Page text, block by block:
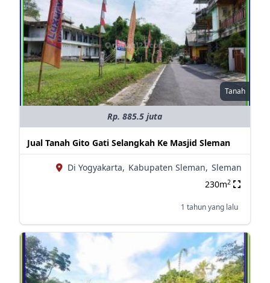
Tanah
Rp. 885.5 juta
Jual Tanah Gito Gati Selangkah Ke Masjid Sleman
Di Yogyakarta, Kabupaten Sleman, Sleman
230m2
1 tahun yang lalu